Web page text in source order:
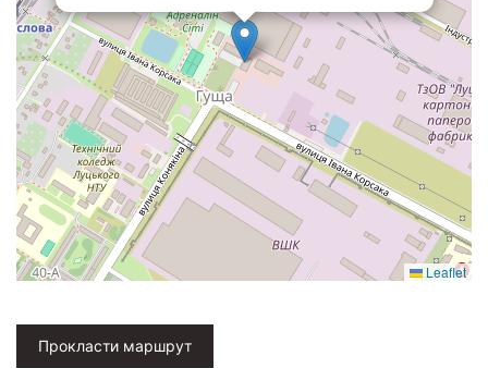
Leaflet
Прокласти маршрут